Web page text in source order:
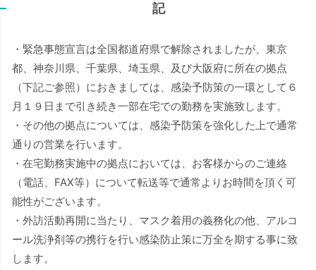
記
・緊急事態宣言は全国都道府県で解除されましたが、東京
都、神奈川県、千葉県、埼玉県、及び大阪府に所在の拠点
（下記ご参照）におきましては、感染予防策の一環として６
月１９日まで引き続き一部在宅での勤務を実施致します。
・その他の拠点については、感染予防策を強化した上で通常
通りの営業を行います。
・在宅勤務実施中の拠点においては、お客様からのご連絡
（電話、FAX等）について転送等で通常よりお時間を頂く可
能性がございます。
・外訪活動再開に当たり、マスク着用の義務化の他、アルコ
ール洗浄剤等の携行を行い感染防止策に万全を期する事に致
します。